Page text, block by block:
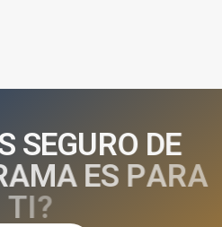
SEGURO DE
AMA ES PARA
TI?